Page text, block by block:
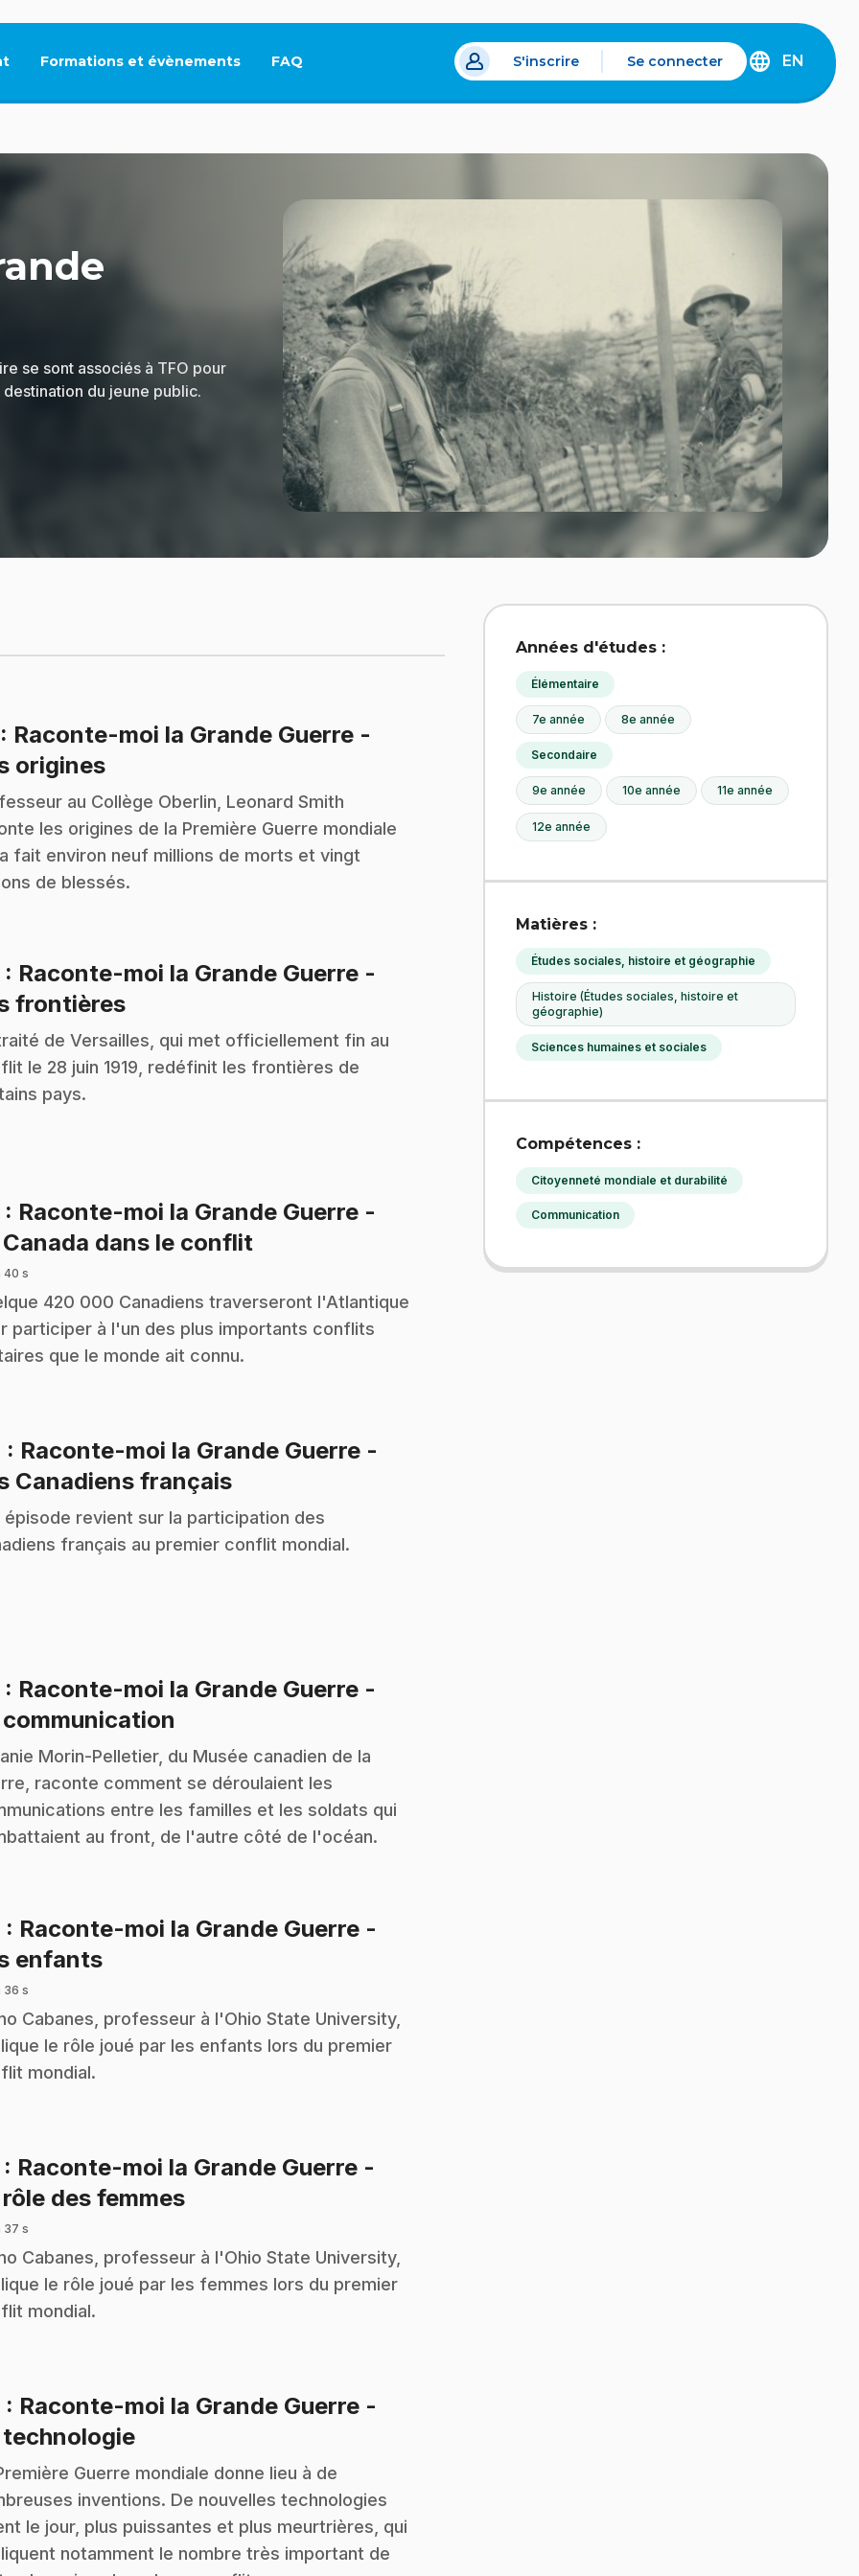
Formations et évènements FAQ
Ce lien s'ouvrira dans un nouvel onglet.
S'inscrire Se connecter
DISCOVER
EN
se sont associés à TFO pour
du jeune public.
: Raconte-moi la Grande Guerre -
origines.
au Collège Oberlin, Leonard Smith
les origines de la Première Guerre mondiale
fait environ neuf millions de morts et vingt
de blessés.
: Raconte-moi la Grande Guerre -
frontières.
de Versailles, qui met officiellement fin au
le 28 juin 1919, redéfinit les frontières de
pays.
: Raconte-moi la Grande Guerre -
Canada dans le conflit.
40 s
420 000 Canadiens traverseront l'Atlantique
participer à l'un des plus importants conflits
que le monde ait connu.
: Raconte-moi la Grande Guerre -
Canadiens français.
épisode revient sur la participation des
français au premier conflit mondial.
: Raconte-moi la Grande Guerre -
communication
Morin-Pelletier, du Musée canadien de la
raconte comment se déroulaient les
entre les familles et les soldats qui
au front, de l'autre côté de l'océan.
: Raconte-moi la Grande Guerre -
enfants.
36 s
Cabanes, professeur à l'Ohio State University,
le rôle joué par les enfants lors du premier
mondial.
: Raconte-moi la Grande Guerre -
rôle des femmes.
37 s
Cabanes, professeur à l'Ohio State University,
le rôle joué par les femmes lors du premier
mondial.
: Raconte-moi la Grande Guerre -
technologie.
Guerre mondiale donne lieu à de
inventions. De nouvelles technologies
le jour, plus puissantes et plus meurtrières, qui
notamment le nombre très important de
Années d'études :
Élémentaire
7e année 8e année
Secondaire
9e année 10e année 11e année
12e année
Matières :
Études sociales, histoire et géographie
Histoire (Études sociales, histoire et
géographie)
Sciences humaines et sociales
Compétences :
Citoyenneté mondiale et durabilité
Communication